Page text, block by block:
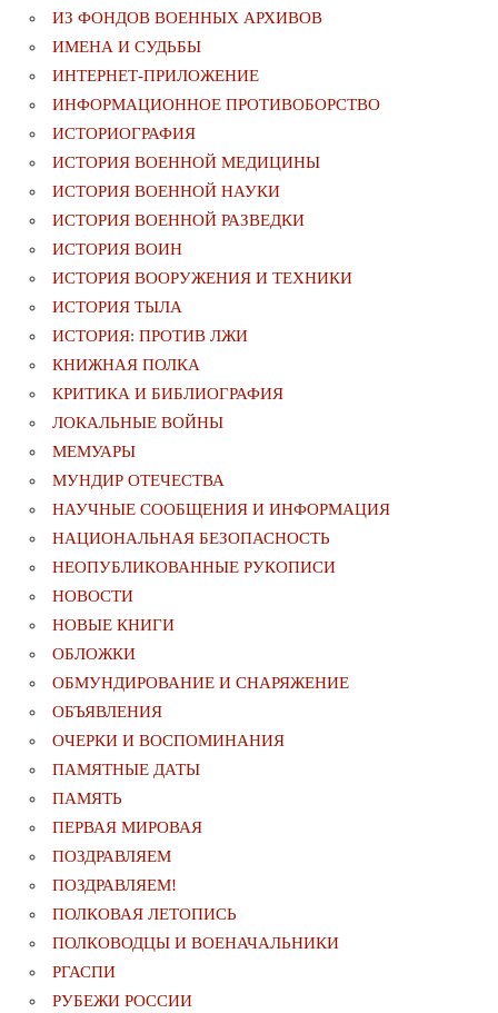
ИЗ ФОНДОВ ВОЕННЫХ АРХИВОВ
ИМЕНА И СУДЬБЫ
ИНТЕРНЕТ-ПРИЛОЖЕНИЕ
ИНФОРМАЦИОННОЕ ПРОТИВОБОРСТВО
ИСТОРИОГРАФИЯ
ИСТОРИЯ ВОЕННОЙ МЕДИЦИНЫ
ИСТОРИЯ ВОЕННОЙ НАУКИ
ИСТОРИЯ ВОЕННОЙ РАЗВЕДКИ
ИСТОРИЯ ВОИН
ИСТОРИЯ ВООРУЖЕНИЯ И ТЕХНИКИ
ИСТОРИЯ ТЫЛА
ИСТОРИЯ: ПРОТИВ ЛЖИ
КНИЖНАЯ ПОЛКА
КРИТИКА И БИБЛИОГРАФИЯ
ЛОКАЛЬНЫЕ ВОЙНЫ
МЕМУАРЫ
МУНДИР ОТЕЧЕСТВА
НАУЧНЫЕ СООБЩЕНИЯ И ИНФОРМАЦИЯ
НАЦИОНАЛЬНАЯ БЕЗОПАСНОСТЬ
НЕОПУБЛИКОВАННЫЕ РУКОПИСИ
НОВОСТИ
НОВЫЕ КНИГИ
ОБЛОЖКИ
ОБМУНДИРОВАНИЕ И СНАРЯЖЕНИЕ
ОБЪЯВЛЕНИЯ
ОЧЕРКИ И ВОСПОМИНАНИЯ
ПАМЯТНЫЕ ДАТЫ
ПАМЯТЬ
ПЕРВАЯ МИРОВАЯ
ПОЗДРАВЛЯЕМ
ПОЗДРАВЛЯЕМ!
ПОЛКОВАЯ ЛЕТОПИСЬ
ПОЛКОВОДЦЫ И ВОЕНАЧАЛЬНИКИ
РГАСПИ
РУБЕЖИ РОССИИ